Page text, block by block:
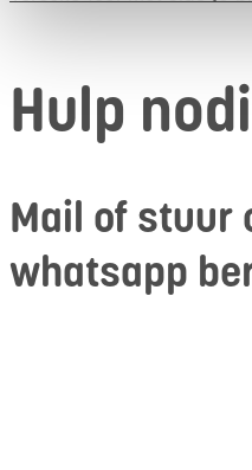
Hulp
Mail of stuur
whatsapp